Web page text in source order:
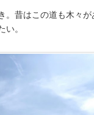
。昔はこの道も木々が
い。